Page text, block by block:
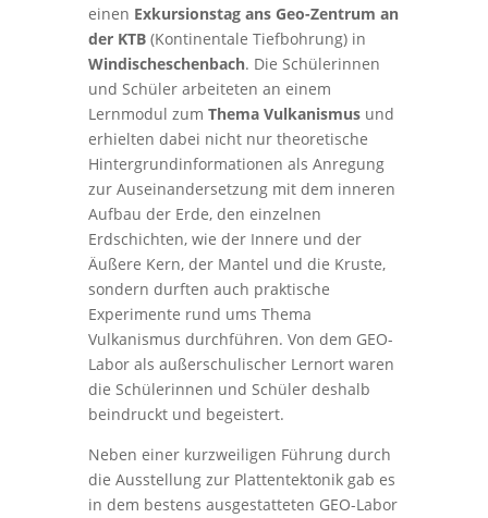
einen Exkursionstag ans Geo-Zentrum an
der KTB(Kontinentale Tiefbohrung) in
Windischeschenbach. Die Schülerinnen
und Schüler arbeiteten an einem
Lernmodul zum Thema Vulkanismusund
erhielten dabei nicht nur theoretische
Hintergrundinformationen als Anregung
zur Auseinandersetzung mit dem inneren
Aufbau der Erde, den einzelnen
Erdschichten, wie der Innere und der
Äußere Kern, der Mantel und die Kruste,
sondern durften auch praktische
Experimente rund ums Thema
Vulkanismus durchführen. Von dem GEO-
Labor als außerschulischer Lernort waren
die Schülerinnen und Schüler deshalb
beindruckt und begeistert.
Neben einer kurzweiligen Führung durch
die Ausstellung zur Plattentektonik gab es
in dem bestens ausgestatteten GEO-Labor